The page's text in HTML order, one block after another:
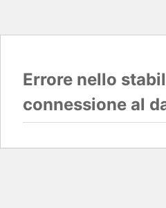
Errore nello
connessione al